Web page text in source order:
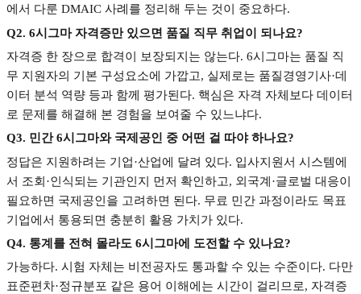
에서 다룬 DMAIC 사례를 정리해 두는 것이 중요하다.
Q2. 6시그마 자격증만 있으면 품질 직무 취업이 되나요?
자격증 한 장으로 합격이 보장되지는 않는다. 6시그마는 품질 직
무 지원자의 기본 구성요소에 가깝고, 실제로는 품질경영기사·데
이터 분석 역량 등과 함께 평가된다. 핵심은 자격 자체보다 데이터
로 문제를 해결해 본 경험을 보여줄 수 있느냐다.
Q3. 민간6시그마와 국제공인 중 어떤 걸 따야 하나요?
정답은 지원하려는 기업·산업에 달려 있다. 입사지원서 시스템에
서 조회·인식되는 기관인지 먼저 확인하고, 외국계·글로벌 대응이
필요하면 국제공인을 고려하면 된다. 무료 민간 과정이라도 목표
기업에서 통용되면 충분히 활용 가치가 있다.
Q4. 통계를 전혀 몰라도 6시그마에 도전할 수 있나요?
가능하다. 시험 자체는 비전공자도 통과할 수 있는 수준이다. 다만
표준편차·정규분포 같은 용어 이해에는 시간이 걸리므로, 자격증